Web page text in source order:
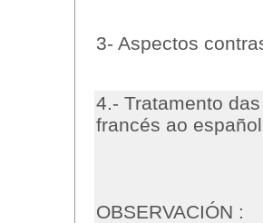
3- Aspectos
4.- Tratamento
francés ao
OBSERVACIÓN :